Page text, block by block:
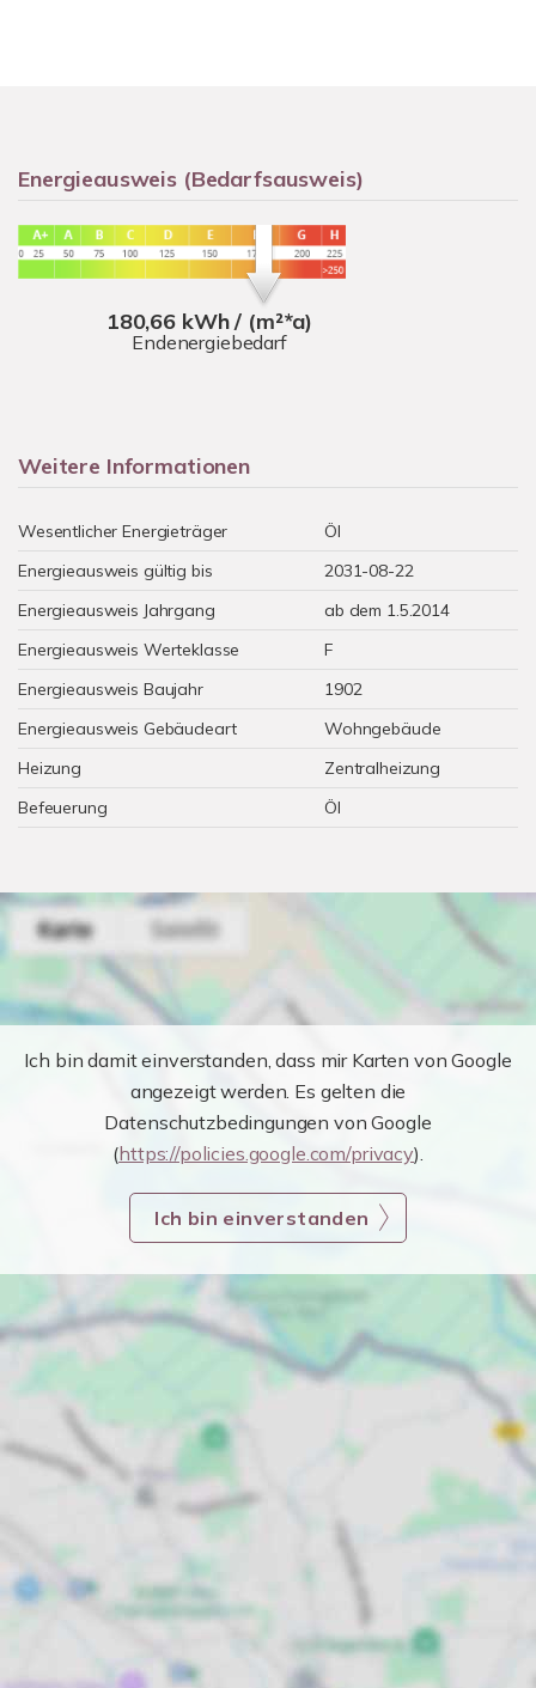
Energieausweis (Bedarfsausweis)
180,66 kWh / (m²*a)
Endenergiebedarf
Weitere Informationen
Wesentlicher Energieträger
Öl
Energieausweis gültig bis
2031-08-22
Energieausweis Jahrgang
ab dem 1.5.2014
Energieausweis Werteklasse
F
Energieausweis Baujahr
1902
Energieausweis Gebäudeart
Wohngebäude
Heizung
Zentralheizung
Befeuerung
Öl
Ich bin damit einverstanden, dass mir Karten von Google
angezeigt werden. Es gelten die
Datenschutzbedingungen von Google
(https://policies.google.com/privacy).
Ich bin einverstanden